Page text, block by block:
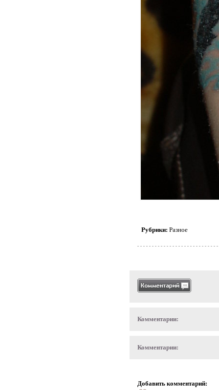
Рубрики: Разное
Комментарии:
Комментарии:
Добавить комментарий: